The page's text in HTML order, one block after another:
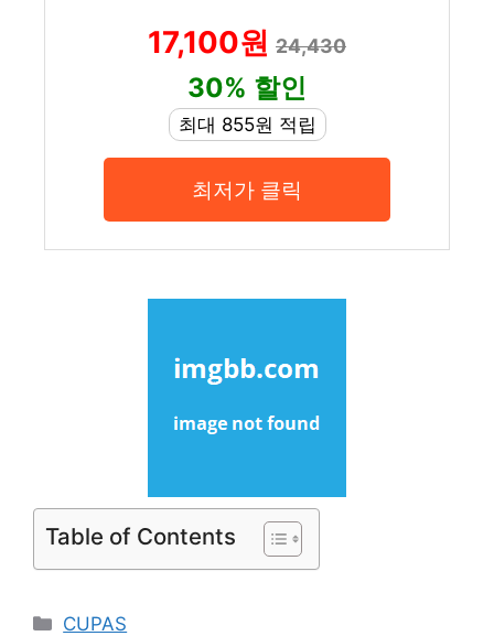
17,100원 24,430
30% 할인
최대 855원 적립
최저가 클릭
Table of Contents
Categories
CUPAS